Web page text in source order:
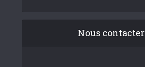
Nous contacter